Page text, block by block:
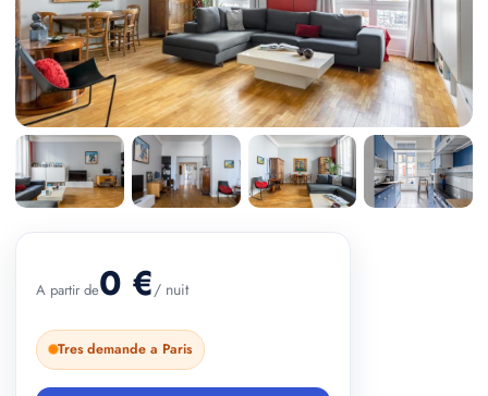
A partir de0 €/ nuit
Tres demande a Paris